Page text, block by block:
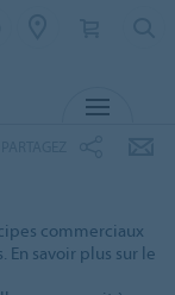
commerciaux
En savoir plus sur le